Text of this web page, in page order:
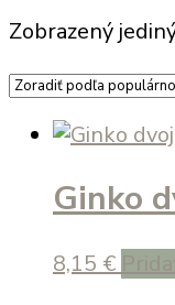
Zobrazený
Ginko
8,15 €